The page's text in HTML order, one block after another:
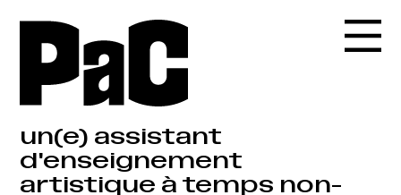
un(e) assistant
d'enseignement
artistique à temps non-